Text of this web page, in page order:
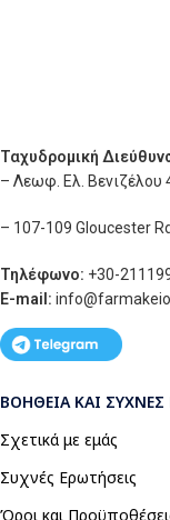
Ταχυδρομική
– Λεωφ. Ελ. Βενιζέλου
– 107-109 Gloucester
Τηλέφωνο: +30-
E-mail: info
ΒΟΉΘΕΙΑ ΚΑΙ ΣΥΧΝΈΣ
Σχετικά με εμάς
Συχνές Ερωτήσεις
Όροι και